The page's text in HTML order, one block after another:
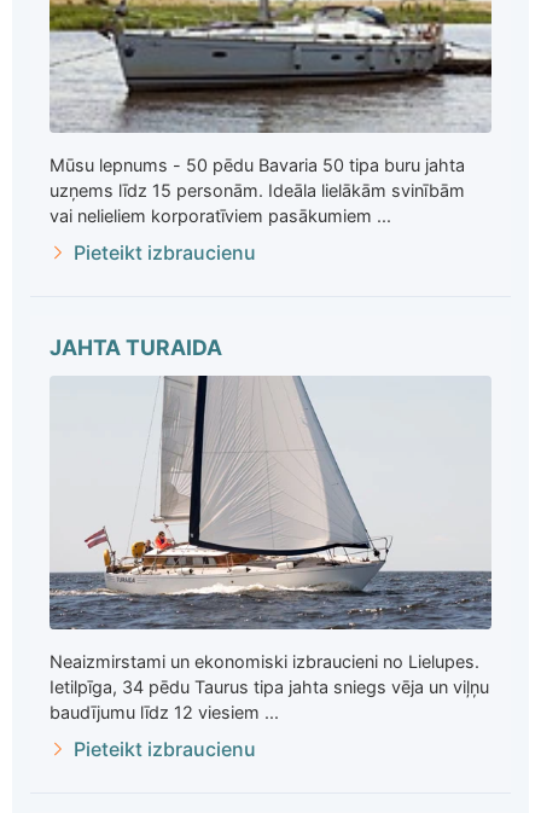
Mūsu lepnums - 50 pēdu Bavaria 50 tipa buru jahta
uzņems līdz 15 personām. Ideāla lielākām svinībām
vai nelieliem korporatīviem pasākumiem ...
Pieteikt izbraucienu
JAHTA TURAIDA
Neaizmirstami un ekonomiski izbraucieni no Lielupes.
Ietilpīga, 34 pēdu Taurus tipa jahta sniegs vēja un viļņu
baudījumu līdz 12 viesiem ...
Pieteikt izbraucienu